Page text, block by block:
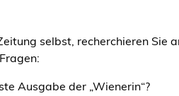
selbst, recherchieren Sie
Ausgabe der „Wienerin“?